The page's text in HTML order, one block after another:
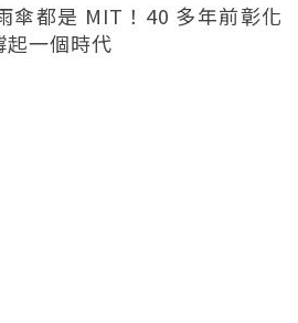
傘都是 MIT！40 多年前彰化
起一個時代